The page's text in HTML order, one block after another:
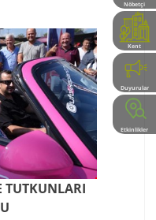
Nöbetçi
Eczaneler
Kent
Rehberi
Duyurular
Etkinlikler
TUTKUNLARI